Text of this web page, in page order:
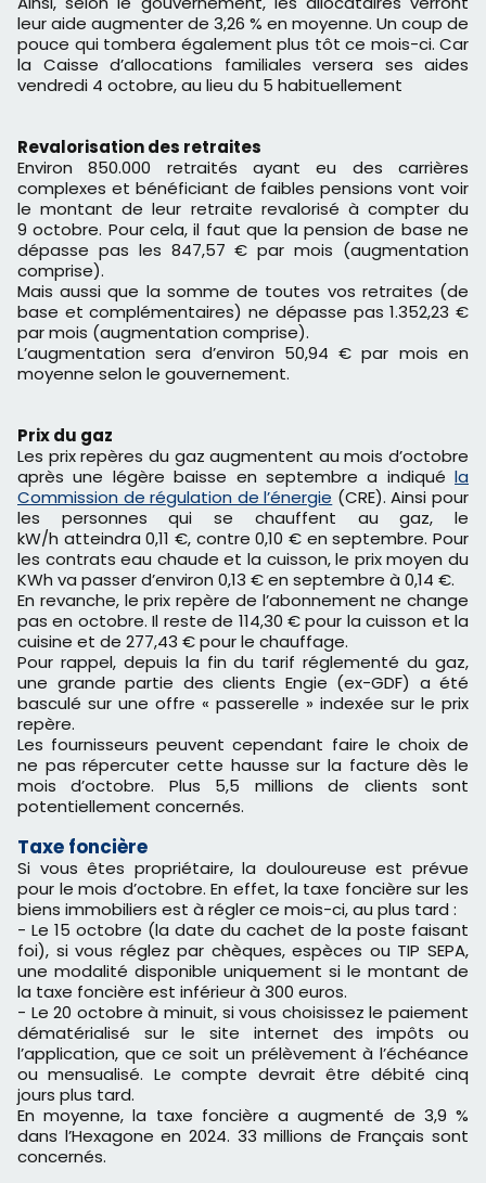
leur aide augmenter de 3,26 % en moyenne. Un coup de
pouce qui tombera également plus tôt ce mois-ci. Car
la Caisse d’allocations familiales versera ses aides
vendredi 4 octobre, au lieu du 5 habituellement
Revalorisation des retraites
Environ 850.000 retraités ayant eu des carrières
complexes et bénéficiant de faibles pensions vont voir
le montant de leur retraite revalorisé à compter du
9 octobre. Pour cela, il faut que la pension de base ne
dépasse pas les 847,57 € par mois (augmentation
comprise).
Mais aussi que la somme de toutes vos retraites (de
base et complémentaires) ne dépasse pas 1.352,23 €
par mois (augmentation comprise).
L’augmentation sera d’environ 50,94 € par mois en
moyenne selon le gouvernement.
Prix du gaz
Les prix repères du gaz augmentent au mois d’octobre
après une légère baisse en septembre a indiqué la
Commission de régulation de l’énergie (CRE). Ainsi pour
les personnes qui se chauffent au gaz, le
kW/h atteindra 0,11 €, contre 0,10 € en septembre. Pour
les contrats eau chaude et la cuisson, le prix moyen du
KWh va passer d’environ 0,13 € en septembre à 0,14 €.
En revanche, le prix repère de l’abonnement ne change
pas en octobre. Il reste de 114,30 € pour la cuisson et la
cuisine et de 277,43 € pour le chauffage.
Pour rappel, depuis la fin du tarif réglementé du gaz,
une grande partie des clients Engie (ex-GDF) a été
basculé sur une offre « passerelle » indexée sur le prix
repère.
Les fournisseurs peuvent cependant faire le choix de
ne pas répercuter cette hausse sur la facture dès le
mois d’octobre. Plus 5,5 millions de clients sont
potentiellement concernés.
Taxe foncière
Si vous êtes propriétaire, la douloureuse est prévue
pour le mois d’octobre. En effet, la taxe foncière sur les
biens immobiliers est à régler ce mois-ci, au plus tard :
- Le 15 octobre (la date du cachet de la poste faisant
foi), si vous réglez par chèques, espèces ou TIP SEPA,
une modalité disponible uniquement si le montant de
la taxe foncière est inférieur à 300 euros.
- Le 20 octobre à minuit, si vous choisissez le paiement
dématérialisé sur le site internet des impôts ou
l’application, que ce soit un prélèvement à l’échéance
ou mensualisé. Le compte devrait être débité cinq
jours plus tard.
En moyenne, la taxe foncière a augmenté de 3,9 %
dans l’Hexagone en 2024. 33 millions de Français sont
concernés.